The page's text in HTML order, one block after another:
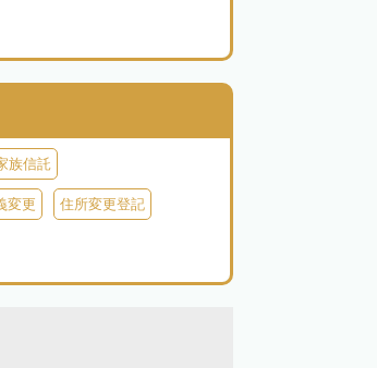
族信託
変更 住所変更登記